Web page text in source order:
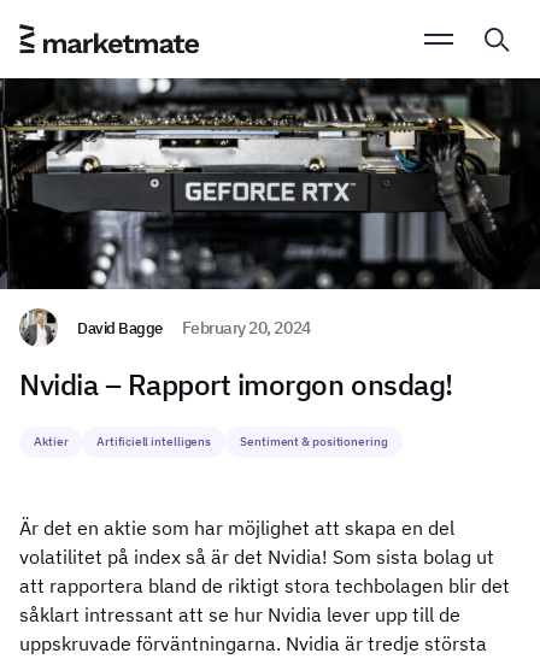
David Bagge February 20, 2024
Nvidia – Rapport imorgon onsdag!
Aktier Artificiell intelligens Sentiment & positionering
Är det en aktie som har möjlighet att skapa en del
volatilitet på index så är det Nvidia! Som sista bolag ut
att rapportera bland de riktigt stora techbolagen blir det
såklart intressant att se hur Nvidia lever upp till de
uppskruvade förväntningarna. Nvidia är tredje största